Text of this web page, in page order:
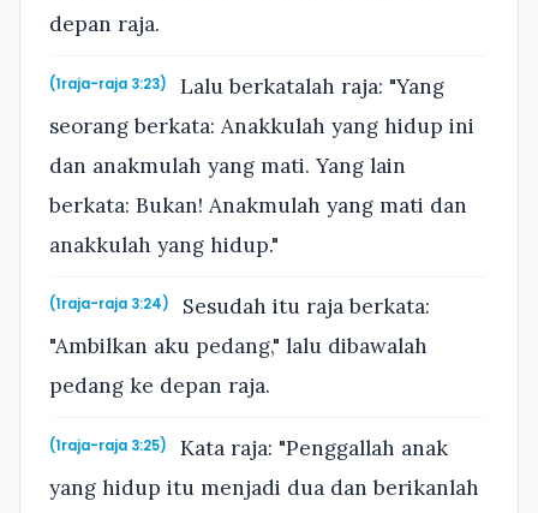
depan raja.
(1raja-raja 3:23)
Lalu berkatalah raja: "Yang
seorang berkata: Anakkulah yang hidup ini
dan anakmulah yang mati. Yang lain
berkata: Bukan! Anakmulah yang mati dan
anakkulah yang hidup."
(1raja-raja 3:24)
Sesudah itu raja berkata:
"Ambilkan aku pedang," lalu dibawalah
pedang ke depan raja.
(1raja-raja 3:25)
Kata raja: "Penggallah anak
yang hidup itu menjadi dua dan berikanlah